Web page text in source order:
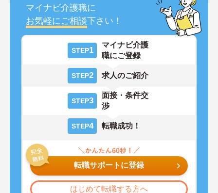
マイナビ介護職に
お気軽にご相談下さい！
STEP1
マイナビ介護
職にご登録
STEP2 求人のご紹介
STEP3
面接・条件交
渉
STEP4 転職成功！
転職サポートに登録
はじめて転職する方へ